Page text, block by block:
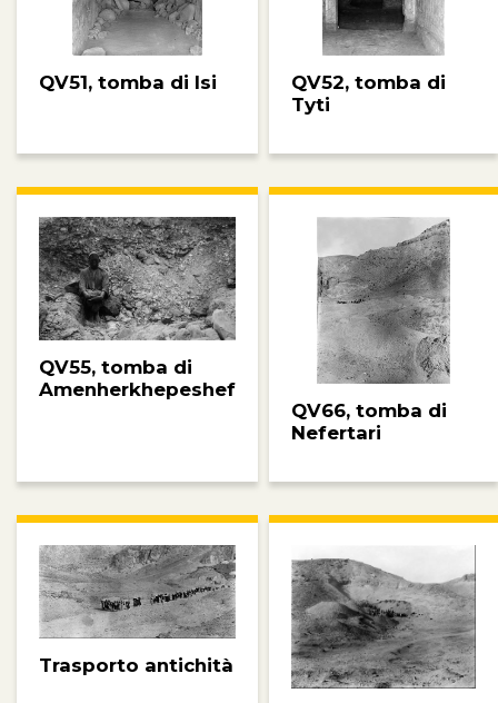
QV51, tomba di Isi
QV52, tomba di
Tyti
QV55, tomba di
Amenherkhepeshef
QV66, tomba di
Nefertari
Trasporto antichità